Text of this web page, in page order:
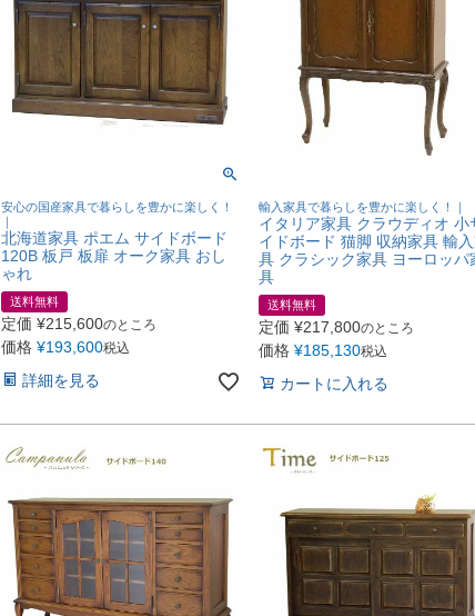
安心の国産家具で暮らしを豊かに楽しく！
｜
北海道家具 ポエム サイドボード
120B 板戸 板扉 オーク家具 おし
ゃれ
送料無料
定価 ¥215,600のところ
価格 ¥193,600税込
詳細を見る
輸入家具で暮らしを豊かに楽しく！｜
イタリア家具 クラウディオ 小
イドボード 猫脚 収納家具 輸
具 クラシック家具 ヨーロッパ
具
送料無料
定価 ¥217,800のところ
価格 ¥185,130税込
カートに入れる